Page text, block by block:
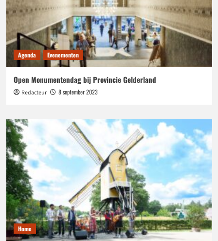
Agenda Evenementen
Open Monumentendag bij Provincie Gelderland
Redacteur 8 september 2023
Home